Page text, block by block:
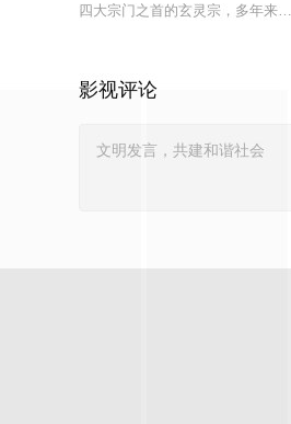
四大宗门之首的玄灵宗，多年来
影视评论